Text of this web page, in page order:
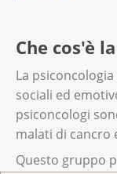
Che cos'è
La
sociali ed
psiconcologi
malati di cancro
Questo gruppo